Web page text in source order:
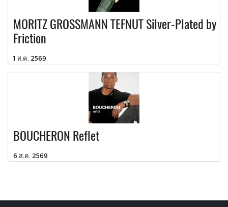
MORITZ GROSSMANN TEFNUT Silver-Plated by
Friction
1 ส.ค. 2569
BOUCHERON Reflet
6 ส.ค. 2569